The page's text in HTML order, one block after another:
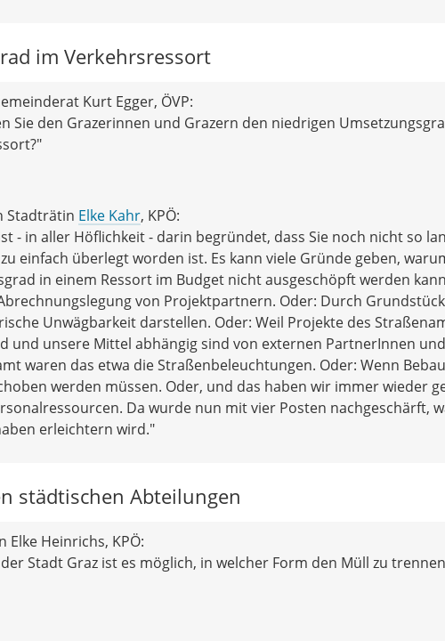
im Verkehrsressort
Kurt Egger, ÖVP:
Sie den Grazerinnen und Grazern den niedrigen
Stadträtin Elke Kahr, KPÖ:
- in aller Höflichkeit - darin begründet, dass Sie noch nicht so
einfach überlegt worden ist. Es kann viele Gründe geben,
in einem Ressort im Budget nicht ausgeschöpft werden
von Projektpartnern. Oder: Durch
Unwägbarkeit darstellen. Oder: Weil Projekte des
und unsere Mittel abhängig sind von externen PartnerInnen
waren das etwa die Straßenbeleuchtungen. Oder: Wenn
werden müssen. Oder, und das haben wir immer wieder
Da wurde nun mit vier Posten nachgeschärft,
erleichtern wird."
städtischen Abteilungen
Elke Heinrichs, KPÖ:
Stadt Graz ist es möglich, in welcher Form den Müll zu